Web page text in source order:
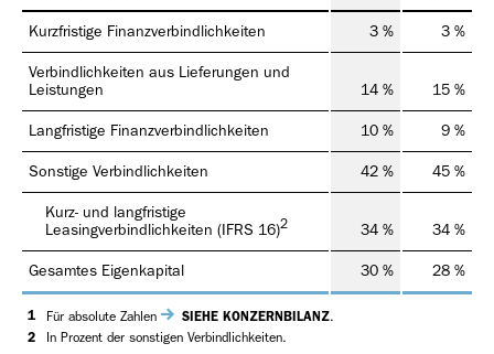
Kurzfristige Finanzverbindlichkeiten 3 % 3 %
Verbindlichkeiten aus Lieferungen und
Leistungen
14 % 15 %
Langfristige Finanzverbindlichkeiten 10 % 9 %
Sonstige Verbindlichkeiten 42 % 45 %
Kurz- und langfristige
Leasingverbindlichkeiten (IFRS 16)2 34 % 34 %
Gesamtes Eigenkapital 30 % 28 %
1 Für absolute Zahlen SIEHE KONZERNBILANZ.
2
In Prozent der sonstigen Verbindlichkeiten.